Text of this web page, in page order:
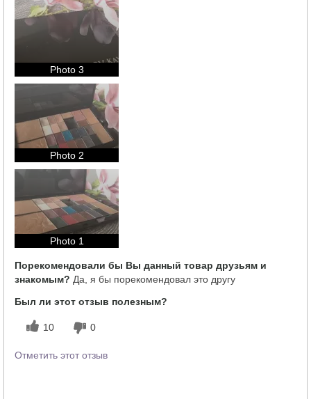
Photo 3
Photo 2
Photo 1
Порекомендовали бы Вы данный товар друзьям и
знакомым? Да, я бы порекомендовал это другу
Был ли этот отзыв полезным?
10 0
Отметить этот отзыв